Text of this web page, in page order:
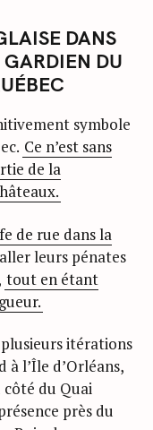
DANS
DU
symbole
Ce n’est sans
de la
de rue dans la
leurs pénates
tout en étant
itérations
à l’Île d’Orléans,
côté du Quai
près du